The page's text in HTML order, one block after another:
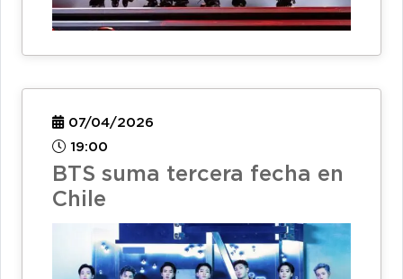
07/04/2026
19:00
BTS suma tercera fecha en
Chile